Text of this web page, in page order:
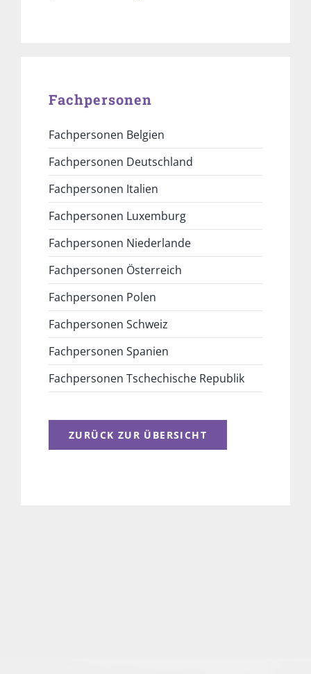
Fachpersonen
Fachpersonen Belgien
Fachpersonen Deutschland
Fachpersonen Italien
Fachpersonen Luxemburg
Fachpersonen Niederlande
Fachpersonen Österreich
Fachpersonen Polen
Fachpersonen Schweiz
Fachpersonen Spanien
Fachpersonen Tschechische Republik
ZURÜCK ZUR ÜBERSICHT